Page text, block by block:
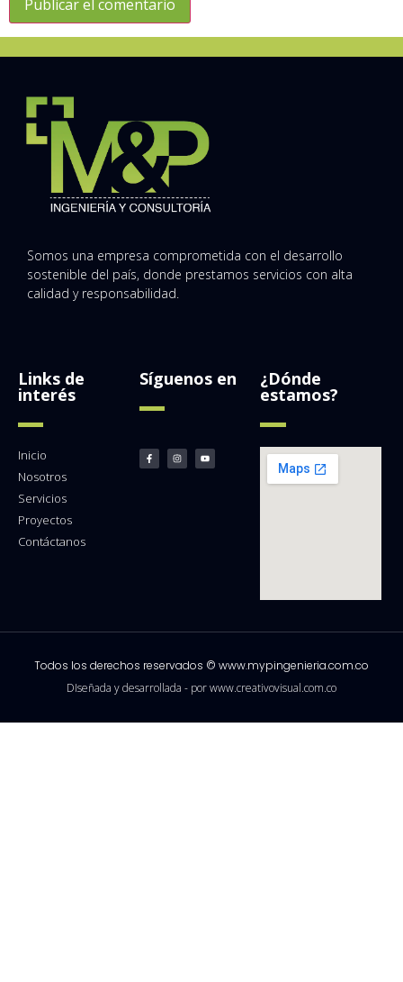
Somos una empresa comprometida con el desarrollo
sostenible del país, donde prestamos servicios con alta
calidad y responsabilidad.
Links de
interés
Inicio
Nosotros
Servicios
Proyectos
Contáctanos
Síguenos en ¿Dónde
estamos?
Todos los derechos reservados © www.mypingenieria.com.co
DIseñada y desarrollada - por www.creativovisual.com.co